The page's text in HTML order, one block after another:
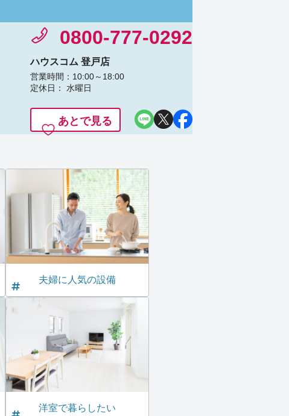
0800-777-0292
ハウスコム 登戸店
営業時間：10:00～18:00
定休日： 水曜日
あとで見る
夫婦に人気の設備
洋室で暮らしたい